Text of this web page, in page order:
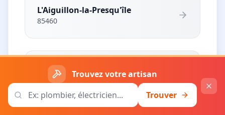
Trouvez votre artisan
Trouver
L'Aiguillon-la-Presqu'île
85460
Saint-Michel-en-l'Herm
85580